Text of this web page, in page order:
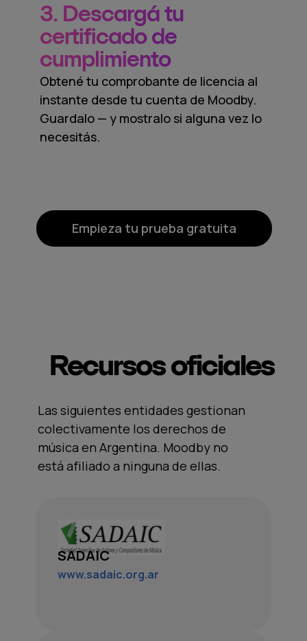
3. Descargá tu
certificado de
cumplimiento
Obtené tu comprobante de licencia al
instante desde tu cuenta de Moodby.
Guardalo — y mostralo si alguna vez lo
necesitás.
Empieza tu prueba gratuita
Recursos oficiales
Las siguientes entidades gestionan
colectivamente los derechos de
música en Argentina. Moodby no
está afiliado a ninguna de ellas.
SADAIC
www.sadaic.org.ar